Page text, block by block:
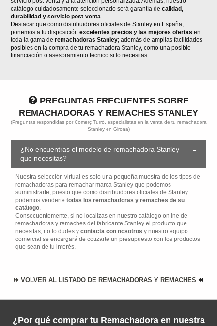
catálogo cuidadosamente seleccionado será garantía decalidad,
durabilidad y servicio post-venta.
Destacar que como distribuidores oficiales de Stanley en España,
ponemos a tu disposiciónexcelentes precios y las mejores ofertas en
toda la gama deremachadoras Stanley; además de amplias facilidades
posibles en la compra de tu remachadora Stanley, como una posible
financiación o asesoramiento técnico si lo necesitas.
PREGUNTAS FRECUENTES SOBRE
REMACHADORAS Y REMACHES STANLEY
(Preguntas respondidas por Comerç Turró, especialistas en la venta de tu remachadora
Stanley en Girona)
¿No encuentras el modelo de remachadora Stanley
que necesitas?
Nuestra selección virtual es solo una pequeña muestra de los tipos de
remachadoras para remachar marca Stanley que podemos
suministrarte, puesto que como distribuidores oficiales de Stanley
podemos vendertetodas los remachadoras y remaches de su
catálogo.
Consecuentemente, si no localizas en nuestro catálogo online de
remachadoras y remaches del fabricante Stanley el producto que
necesitas, no lo dudes ycontacta con nosotros y nuestro equipo
comercial se encargará de cotizarte un presupuesto con los productos
que sean de tu interés.
VOLVER AL LISTADO DE REMACHADORAS Y REMACHES
¿Por qué comprar tu Remachadora en nuestra